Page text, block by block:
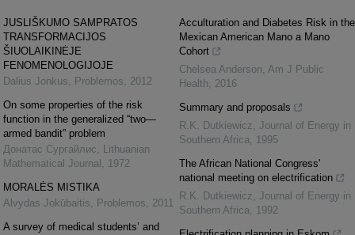
JUSLIŠKUMO SAMPRATOS
TRANSFORMACIJOS
ŠIUOLAIKINĖJE
FENOMENOLOGIJOJE
Dalius Jonkus
Problemos
2012
On some properties of the risk
function in the generalized “two—
armed bandit” problem
Донатас Сургайлис
Lithuanian
Mathematical Journal
1972
MORALĖS MISTIKA
Alvydas Jokūbaitis
Problemos
2011
A survey of medical students’ and
Acculturation and Diabetes Risk in the
Mexican American Mano a Mano
Cohort
Chelsea Anderson Am J Public
Health
2016
Summary and proposals
R.K. Dutkiewicz Journal of Energy in
Southern Africa
1995
The African National Congress'
national meeting on electrification
R.K. Dutkiewicz Journal of Energy in
Southern Africa
1992